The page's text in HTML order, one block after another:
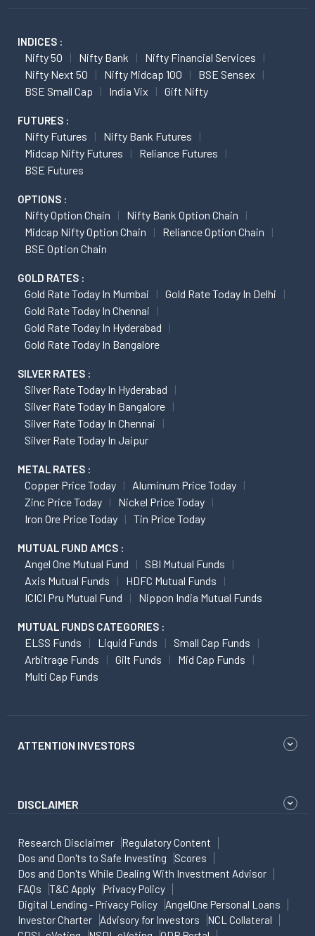
INDICES :
Nifty 50 Nifty Bank
Nifty Financial Services
Nifty Next 50
Nifty Midcap 100
BSE Sensex
BSE Small Cap
India Vix Gift Nifty
FUTURES :
Nifty Futures
Nifty Bank Futures
Midcap Nifty Futures
Reliance Futures
BSE Futures
OPTIONS :
Nifty Option Chain
Nifty Bank Option Chain
Midcap Nifty Option Chain
Reliance Option Chain
BSE Option Chain
GOLD RATES :
Gold Rate Today In Mumbai
Gold Rate Today In Delhi
Gold Rate Today In Chennai
Gold Rate Today In Hyderabad
Gold Rate Today In Bangalore
SILVER RATES :
Silver Rate Today In Hyderabad
Silver Rate Today In Bangalore
Silver Rate Today In Chennai
Silver Rate Today In Jaipur
METAL RATES :
Copper Price Today
Aluminum Price Today
Zinc Price Today
Nickel Price Today
Iron Ore Price Today
Tin Price Today
MUTUAL FUND AMCS :
Angel One Mutual Fund
SBI Mutual Funds
Axis Mutual Funds
HDFC Mutual Funds
ICICI Pru Mutual Fund
Nippon India Mutual Funds
MUTUAL FUNDS CATEGORIES :
ELSS Funds Liquid Funds
Small Cap Funds
Arbitrage Funds
Gilt Funds
Mid Cap Funds
Multi Cap Funds
ATTENTION INVESTORS
DISCLAIMER
Research Disclaimer
Regulatory Content
Dos and Don'ts to Safe Investing
Scores
Dos and Don'ts While Dealing With Investment Advisor
FAQs
T&C Apply
Privacy Policy
Digital Lending - Privacy Policy
AngelOne Personal Loans
Investor Charter
Advisory for Investors
NCL Collateral